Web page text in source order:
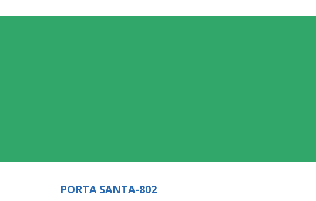
PORTA SANTA-802